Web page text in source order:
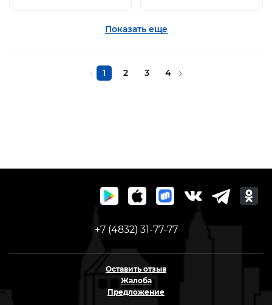
Показать еще
1 2 3 4
+7 (4832) 31-77-77
Оставить отзыв
Жалоба
Предложение